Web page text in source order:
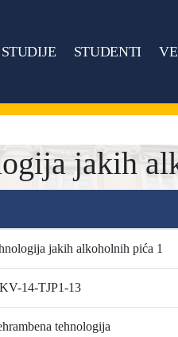
STUDIJE STUDENTI
jakih
jakih alkoholnih pića 1
14-TJP1-13
tehnologija